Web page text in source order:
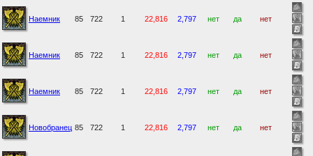
Наемник 85 722 1 22,816 2,797 нет да нет
Наемник 85 722 1 22,816 2,797 нет да нет
Наемник 85 722 1 22,816 2,797 нет да нет
Новобранец 85 722 1 22,816 2,797 нет да нет